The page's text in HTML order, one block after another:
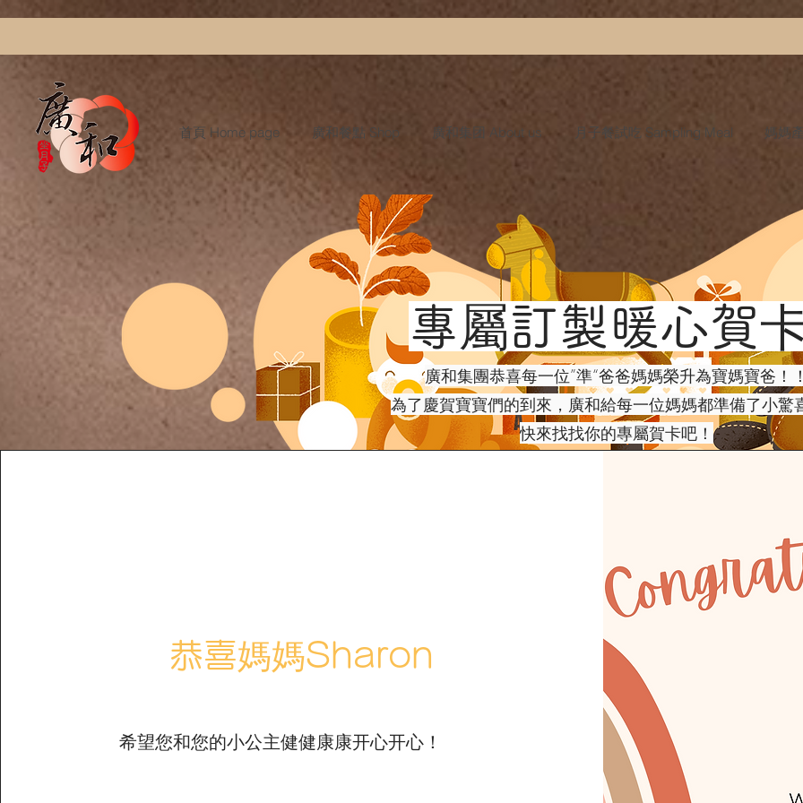
首頁 Home page 廣和餐點 Shop 廣和集团 About us 月子餐試吃 Sampling Meal 媽媽
專屬訂製暖心賀
廣和集團恭喜每一位”準“爸爸媽媽榮升為寶媽寶爸！
為了慶賀寶寶們的到來，廣和給每一位媽媽都準備了小驚
快來找找你的專屬賀卡吧！
恭喜媽媽Sharon
希望您和您的小公主健健康康开心开心！